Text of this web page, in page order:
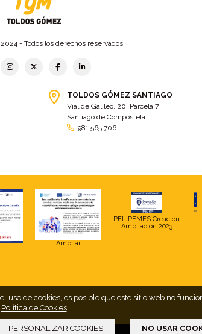
- Todos los derechos reservados
TOLDOS GÓMEZ SANTIAGO
Vial de Galileo, 20. Parcela 7
Santiago de Compostela
981 565 706
Ampliar
PEL PEMES Creación
Ampliación 2023
de cookies, es posible que este sitio web no
Política de Cookies
PERSONALIZAR COOKIES NO USAR